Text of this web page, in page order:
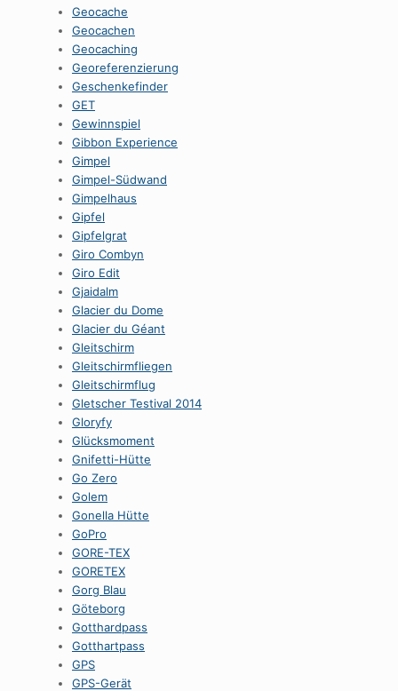
Geocache
Geocachen
Geocaching
Georeferenzierung
Geschenkefinder
GET
Gewinnspiel
Gibbon Experience
Gimpel
Gimpel-Südwand
Gimpelhaus
Gipfel
Gipfelgrat
Giro Combyn
Giro Edit
Gjaidalm
Glacier du Dome
Glacier du Géant
Gleitschirm
Gleitschirmfliegen
Gleitschirmflug
Gletscher Testival 2014
Gloryfy
Glücksmoment
Gnifetti-Hütte
Go Zero
Golem
Gonella Hütte
GoPro
GORE-TEX
GORETEX
Gorg Blau
Göteborg
Gotthardpass
Gotthartpass
GPS
GPS-Gerät